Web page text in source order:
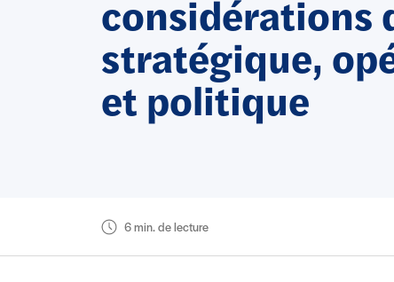
considérations
stratégique,
et politique
6 min. de lecture